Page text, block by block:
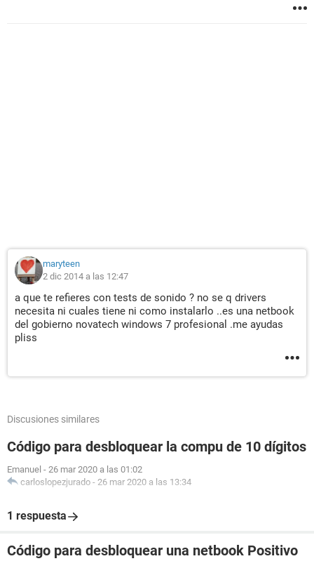
maryteen
2 dic 2014 a las 12:47
a que te refieres con tests de sonido ? no se q drivers
necesita ni cuales tiene ni como instalarlo ..es una netbook
del gobierno novatech windows 7 profesional .me ayudas
pliss
Discusiones similares
Código para desbloquear la compu de 10 dígitos
Emanuel - 26 mar 2020 a las 01:02
carloslopezjurado - 26 mar 2020 a las 13:34
1 respuesta
Código para desbloquear una netbook Positivo